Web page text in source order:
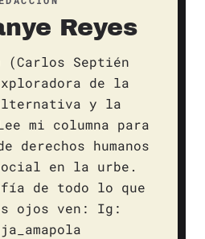
Reyes
(Carlos Septién
de la
y la
mi columna para
derechos humanos
en la urbe.
de todo lo que
ojos ven: Ig: